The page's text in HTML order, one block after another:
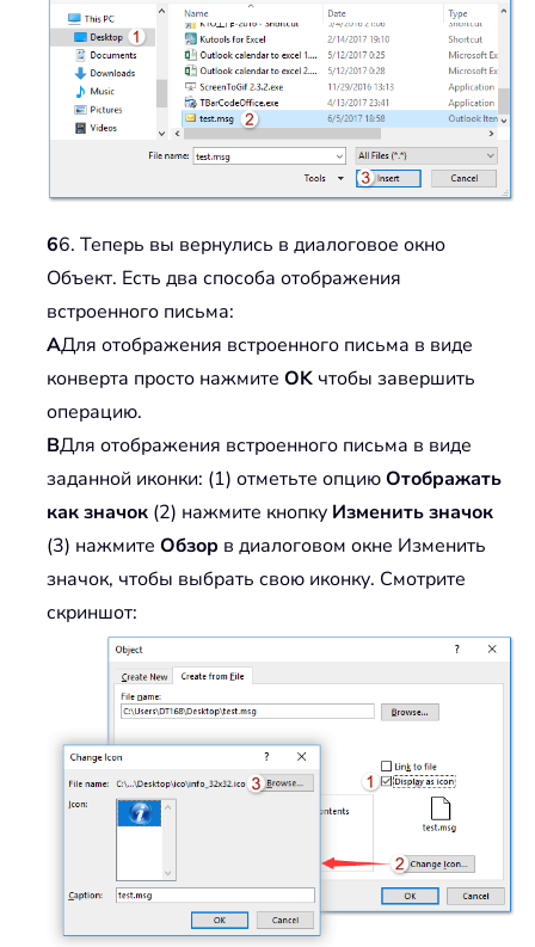
66. Теперь вы вернулись в диалоговое окно
Объект. Есть два способа отображения
встроенного письма:
AДля отображения встроенного письма в виде
конверта просто нажмите OK чтобы завершить
операцию.
BДля отображения встроенного письма в виде
заданной иконки: (1) отметьте опциюОтображать
как значок (2) нажмите кнопку Изменить значок
(3) нажмите Обзор в диалоговом окне Изменить
значок, чтобы выбрать свою иконку. Смотрите
скриншот: